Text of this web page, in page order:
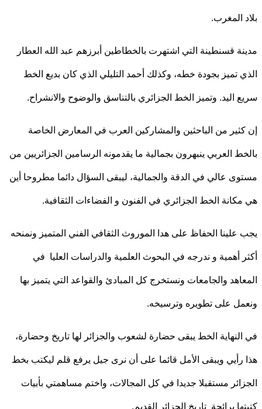
المغرب.
قسنطينة التي اشتهرت بالخطاطين أبرزهم عبد الله العطار
تميز بجودة خطه، وكذلك أحمد التليلي الذي كان بديع الخط
اليد. وتميز الخط الجزائري بالتناسق والوضوح والانشراح.
من الباحثين والمشاركين العرب في المعارض الخاصة
العربي ينبهرون بجمالية ما يقدمونه الرسامين الجزائريين من
عالي في الدقة والجمالية، ليبقى السؤال دائما مطروحا أين
الخط الجزائري في الفنون و الفضاءات الثقافية.
الحفاظ على هدا الموروث الثقافي الفني المتميز ونمنحه
أهمية و ندرجه في البحوث العلمية والدراسات العليا في
والجامعات ونستخرج كل المبادئ والقواعد التي يتميز بها
على تطويره وترسيخه.
الخط يبقى حضارة لشعوب والجزائر لها تاريخ وحضارة،
رأيي ويبقى الأمل قائما على أن نرى جيل يرفع قلم ليكتب بخط
مستقبلا جديدا في كل المجالات، واختم مساهمتي بأبيات
برائحة تاريخ الجزائر القديم.